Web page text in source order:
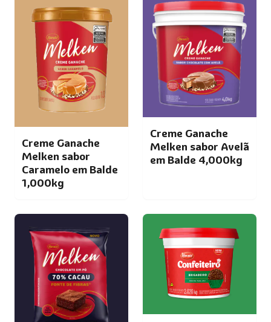
Creme Ganache
Melken sabor
Caramelo em Balde
1,000kg
Creme Ganache
Melken sabor Avelã
em Balde 4,000kg